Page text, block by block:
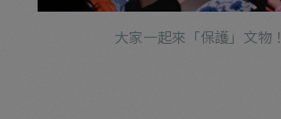
大家一起來「保護」文物！